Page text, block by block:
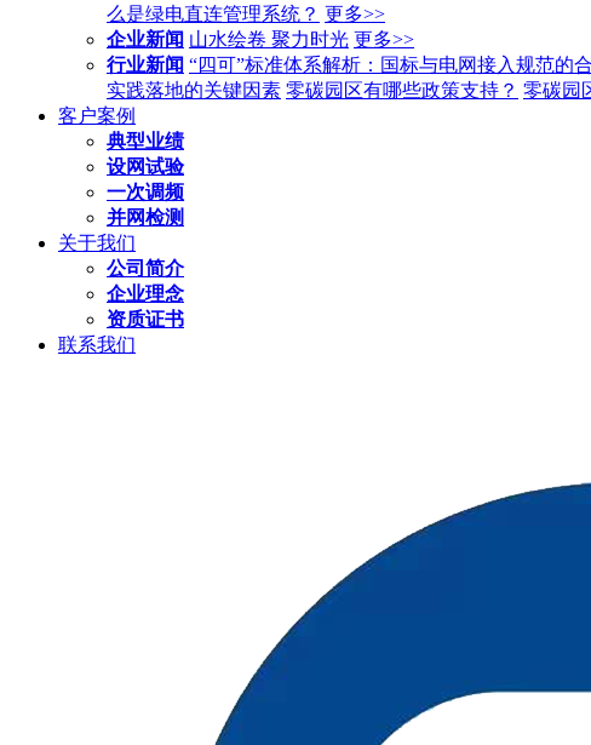
么是绿电直连管理系统？ 更多>>
企业新闻 山水绘卷 聚力时光 更多>>
行业新闻 “四可”标准体系解析：国标与电网接入规范的
实践落地的关键因素 零碳园区有哪些政策支持？ 零碳园
客户案例
典型业绩
设网试验
一次调频
并网检测
关于我们
公司简介
企业理念
资质证书
联系我们